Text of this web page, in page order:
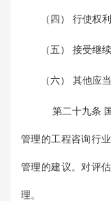
（四） 行使权
（五） 接受继
（六） 其他应
第二十九条
管理的工程咨询行
管理的建议。对评
理。